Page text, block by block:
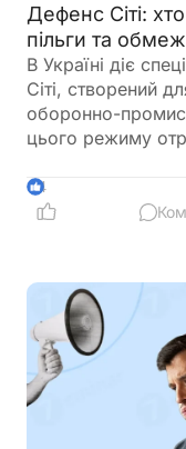
Дефенс Сіті:
пільги та
В Україні діє
Сіті, створений
оборонно-
цього режиму
цільового
виплату
4